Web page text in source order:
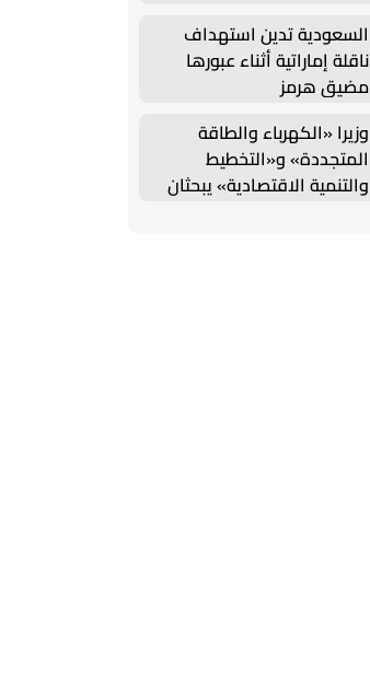
السعودية تدين استهداف
ناقلة إماراتية أثناء عبورها
مضيق هرمز
وزيرا «الكهرباء والطاقة
المتجددة» و«التخطيط
والتنمية الاقتصادية» يبحثان